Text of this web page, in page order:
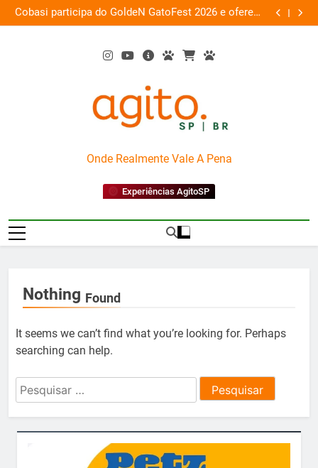
Skip
to
Cobasi participa do GoldeN GatoFest 2026 e oferece
descontos de até 50%
AgitoSP
Onde Realmente Vale A Pena
Experiências AgitoSP
Nothing Found
It seems we can’t find what you’re looking for. Perhaps
searching can help.
Pesquisar
por: